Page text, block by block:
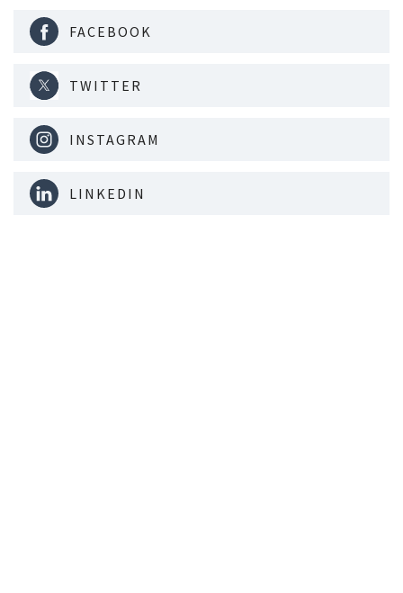
FACEBOOK
TWITTER
INSTAGRAM
LINKEDIN